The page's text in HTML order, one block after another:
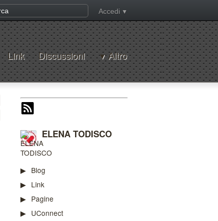
Accedi
Link Discussioni Altro
ELENA TODISCO
Blog
Link
Pagine
UConnect